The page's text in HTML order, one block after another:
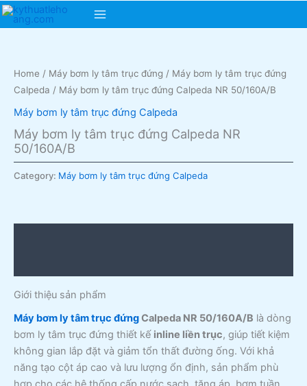
Skip
Main
Home / Máy bơm ly tâm trục đứng / Máy bơm ly tâm trục đứng
Calpeda / Máy bơm ly tâm trục đứng Calpeda NR 50/160A/B
Máy bơm ly tâm trục đứng Calpeda
Máy bơm ly tâm trục đứng Calpeda NR
50/160A/B
Category: Máy bơm ly tâm trục đứng Calpeda
Giới thiệu sản phẩm
Máy bơm ly tâm trục đứngCalpeda NR 50/160A/B là dòng
bơm ly tâm trục đứng thiết kế inline liền trục, giúp tiết kiệm
không gian lắp đặt và giảm tổn thất đường ống. Với khả
năng tạo cột áp cao và lưu lượng ổn định, sản phẩm phù